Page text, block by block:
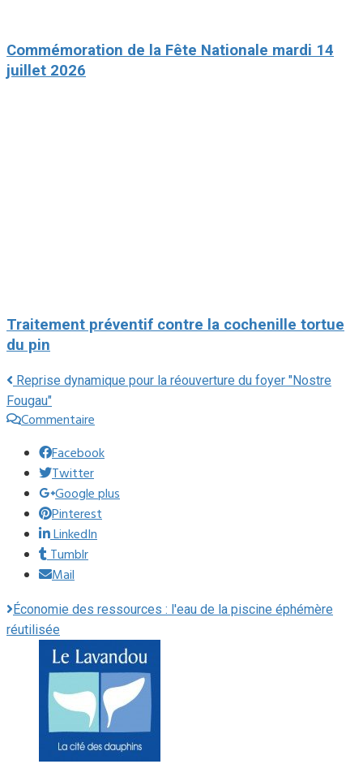
Commémoration de la Fête Nationale mardi 14
juillet 2026
Traitement préventif contre la cochenille tortue
du pin
Reprise dynamique pour la réouverture du foyer "Nostre
Fougau"
Commentaire
Facebook
Twitter
Google plus
Pinterest
LinkedIn
Tumblr
Mail
Économie des ressources : l'eau de la piscine éphémère
réutilisée